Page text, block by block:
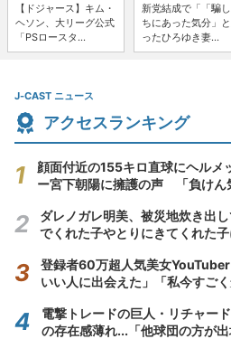
【ドジャース】キム・
ヘソン、大リーグ公式
「PSロースタ...
新党結成で「「騙
ちにあった気分」
ったひろゆき妻...
J-CAST ニュース
アクセスランキング
顔面付近の155キロ直球にヘルメ
ー宮下朝陽に擁護の声 「負けん
ダレノガレ明美、被災地炊き出
でくれた子やとりにきてくれた子
登録者60万超人気美女
いい人に出会えた」「私今すごく
電撃トレードの巨人・リチャー
の存在感薄れ...「他球団の方が